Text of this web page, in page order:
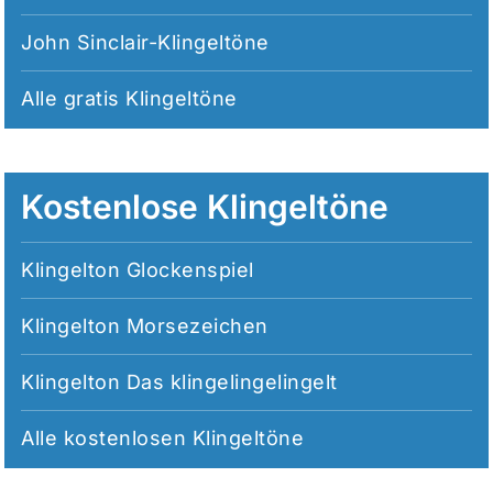
John Sinclair-Klingeltöne
Alle gratis Klingeltöne
Kostenlose Klingeltöne
Klingelton Glockenspiel
Klingelton Morsezeichen
Klingelton Das klingelingelingelt
Alle kostenlosen Klingeltöne